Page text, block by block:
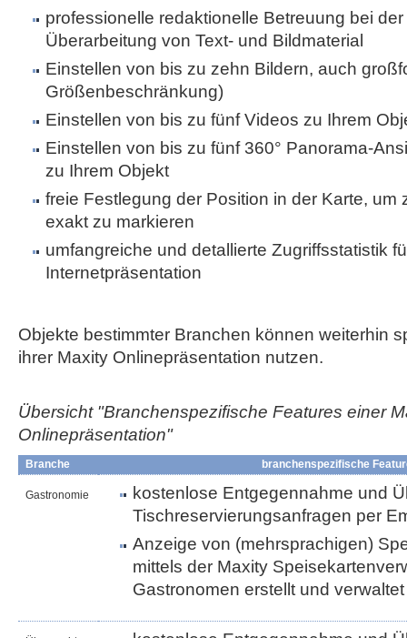
professionelle redaktionelle Betreuung bei
Überarbeitung von Text- und Bildmaterial
Einstellen von bis zu zehn Bildern, auch
Größenbeschränkung)
Einstellen von bis zu fünf Videos zu Ihrem
Einstellen von bis zu fünf 360° Panorama-
zu Ihrem Objekt
freie Festlegung der Position in der Karte, um
exakt zu markieren
umfangreiche und detallierte Zugriffsstatistik
Internetpräsentation
Objekte bestimmter Branchen können weiterhin
ihrer Maxity Onlinepräsentation nutzen.
Übersicht "Branchenspezifische Features einer
Onlinepräsentation"
Branche branchenspezifische
Gastronomie
kostenlose Entgegennahme und
Tischreservierungsanfragen per
Anzeige von (mehrsprachigen)
mittels der Maxity
Gastronomen erstellt und